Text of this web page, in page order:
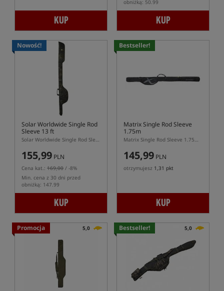
KUP
obniżką: 50.99
KUP
Nowość!
Solar Worldwide Single Rod
Sleeve 13 ft
Solar Worldwide Single Rod Sleeve 13 ft – pokrowiec na jedną wędkę karpiową 13 ft
155,99 PLN
Cena kat.: 169,00 / -8%
Min. cena z 30 dni przed
obniżką: 147.99
KUP
Bestseller!
Matrix Single Rod Sleeve
1.75m
Matrix Single Rod Sleeve 1.75m – pokrowiec feederowy na jedną wędkę
145,99 PLN
otrzymujesz 1,31 pkt
KUP
Promocja 5,0 Bestseller! 5,0